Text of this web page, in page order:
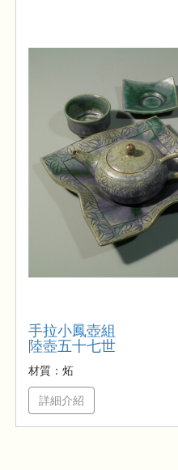
手拉小鳳壺組
陸壺五十七世
材質：炻
詳細介紹